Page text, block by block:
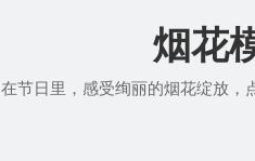
烟花
在节日里，感受绚丽的烟花绽放，